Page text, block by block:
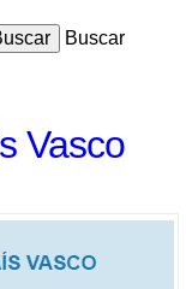
Buscar
Vasco